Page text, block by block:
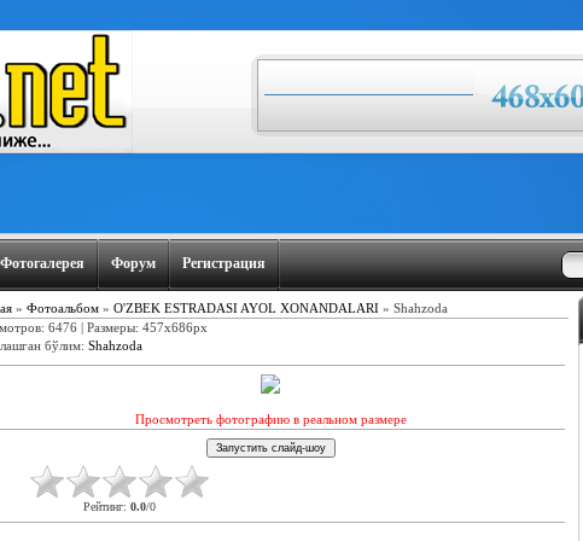
Фотогалерея Форум Регистрация
» Фотоальбом» O'ZBEK ESTRADASI AYOL XONANDALARI» Shahzoda
6476 | Размеры: 457x686px
бўлим: Shahzoda
Просмотреть фотографию в реальном размере
Рейтинг: 0.0/0